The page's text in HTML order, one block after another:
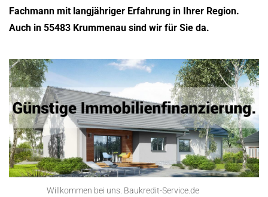
Fachmann mit langjähriger Erfahrung in Ihrer Region.
Auch in 55483 Krummenau sind wir für Sie da.
Willkommen bei uns. Baukredit-Service.de